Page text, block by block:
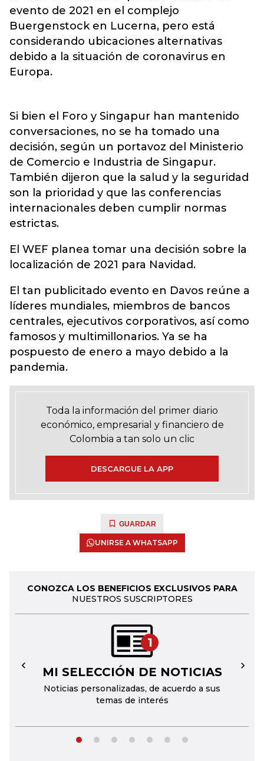
evento de 2021 en el complejo
Buergenstock en Lucerna, pero está
considerando ubicaciones alternativas
debido a la situación de coronavirus en
Europa.
Si bien el Foro y Singapur han mantenido
conversaciones, no se ha tomado una
decisión, según un portavoz del Ministerio
de Comercio e Industria de Singapur.
También dijeron que la salud y la seguridad
son la prioridad y que las conferencias
internacionales deben cumplir normas
estrictas.
El WEF planea tomar una decisión sobre la
localización de 2021 para Navidad.
El tan publicitado evento en Davos reúne a
líderes mundiales, miembros de bancos
centrales, ejecutivos corporativos, así como
famosos y multimillonarios. Ya se ha
pospuesto de enero a mayo debido a la
pandemia.
Toda la información del primer diario
económico, empresarial y financiero de
Colombia a tan solo un clic
DESCARGUE LA APP
GUARDAR
UNIRSE A WHATSAPP
CONOZCA LOS BENEFICIOS EXCLUSIVOS PARA
NUESTROS SUSCRIPTORES
1
MI SELECCIÓN DE NOTICIAS
Noticias personalizadas, de acuerdo a sus
temas de interés
← →